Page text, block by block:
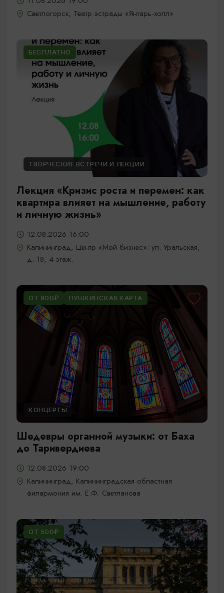
Светлогорск, Театр эстрады «Янтарь-холл»
БЕСПЛАТНО
ТВОРЧЕСКИЕ ВСТРЕЧИ И ЛЕКЦИИ
Лекция «Кризис роста и перемен: как
квартира влияет на мышление, работу
и личную жизнь»
12.08.2026 16:00
Калининград, Центр «Мой бизнес»: ул. Уральская,
д. 18, 4 этаж.
ОТ 900₽ ПУШКИНСКАЯ КАРТА
КОНЦЕРТЫ
Шедевры органной музыки: от Баха
до Таривердиева
12.08.2026 19:00
Калининград, Калининградская областная
филармония им. Е.Ф. Светланова
ОТ 500₽